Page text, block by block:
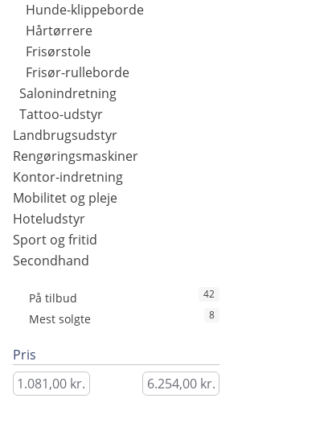
Hunde-klippeborde
Hårtørrere
Frisørstole
Frisør-rulleborde
Salonindretning
Tattoo-udstyr
Landbrugsudstyr
Rengøringsmaskiner
Kontor-indretning
Mobilitet og pleje
Hoteludstyr
Sport og fritid
Secondhand
På tilbud 42
Mest solgte 8
Pris